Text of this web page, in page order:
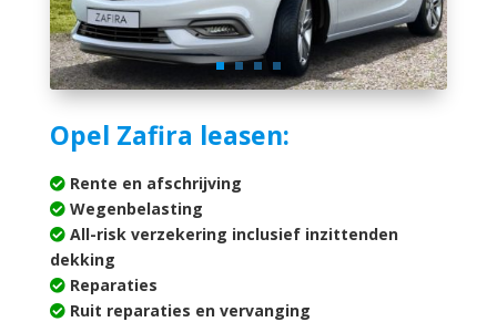
Opel Zafira leasen:
Rente en afschrijving
Wegenbelasting
All-risk verzekering inclusief inzittenden
dekking
Reparaties
Ruit reparaties en vervanging